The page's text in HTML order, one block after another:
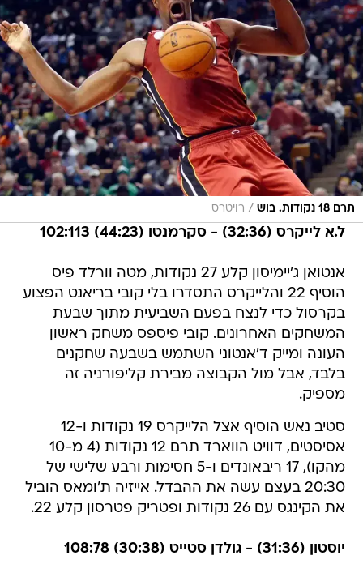
תרם 18 נקודות. בוש / רויטרס
ל.א לייקרס (32:36) - סקרמנטו (44:23) 102:113
אנטואן ג'יימיסון קלע 27 נקודות, מטה וורלד פיס
הוסיף 22 והלייקרס התסדרו בלי קובי בריאנט הפצוע
בקרסול כדי לנצח בפעם השביעית מתוך שבעת
המשחקים האחרונים. קובי פיספס משחק ראשון
העונה ומייק ד'אנטוני השתמש בשבעה שחקנים
בלבד, אבל מול הקבוצה מבירת קליפורניה זה
מספיק.
סטיב נאש הוסיף אצל הלייקרס 19 נקודות ו-12
אסיסטים, דוויט הווארד תרם 12 נקודות (4 מ-10
מהקו), 17 ריבאונדים ו-5 חסימות ורבע שלישי של
20:30 בעצם עשה את ההבדל. אייזיה ת'ומאס הוביל
את הקינגס עם 26 נקודות ופטריק פטרסון קלע 22.
יוסטון (31:36) - גולדן סטייט (30:38) 108:78